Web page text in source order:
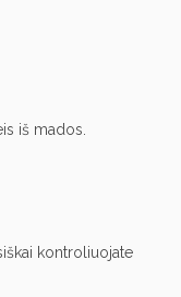
iš mados.
kontroliuojate